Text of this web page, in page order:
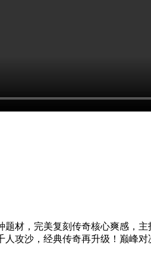
材，完美复刻传奇核心爽感，
攻沙，经典传奇再升级！巅峰